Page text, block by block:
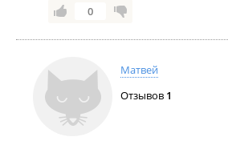
0
Матвей
Отзывов 1